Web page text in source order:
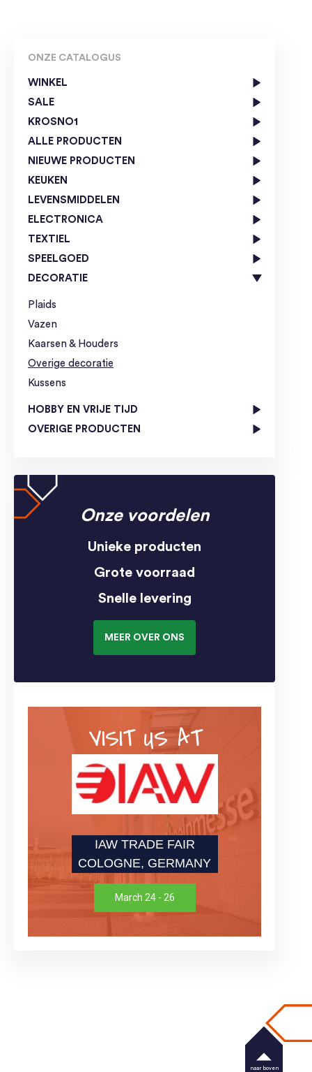
ONZE CATALOGUS
WINKEL
SALE
KROSNO1
ALLE PRODUCTEN
NIEUWE PRODUCTEN
KEUKEN
LEVENSMIDDELEN
ELECTRONICA
TEXTIEL
SPEELGOED
DECORATIE
Plaids
Vazen
Kaarsen & Houders
Overige decoratie
Kussens
HOBBY EN VRIJE TIJD
OVERIGE PRODUCTEN
Onze voordelen
Unieke producten
Grote voorraad
Snelle levering
MEER OVER ONS
VISIT US AT
IAW TRADE FAIR
COLOGNE, GERMANY
March 24 - 26
naar boven